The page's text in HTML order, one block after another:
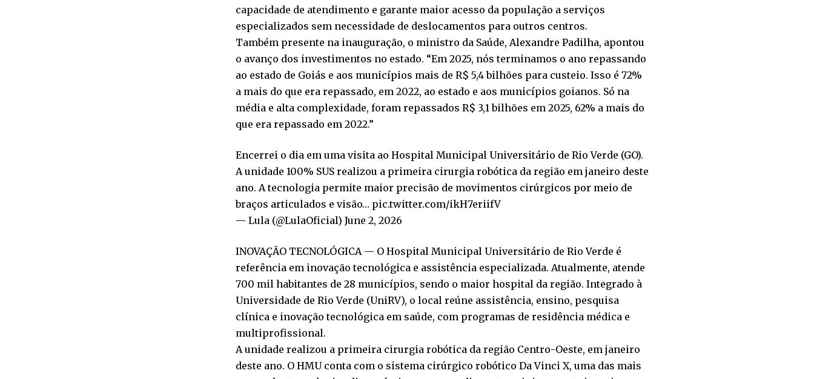
capacidade de atendimento e garante maior acesso da população a serviços
especializados sem necessidade de deslocamentos para outros centros.
Também presente na inauguração, o ministro da Saúde, Alexandre Padilha, apontou
o avanço dos investimentos no estado. “Em 2025, nós terminamos o ano repassando
ao estado de Goiás e aos municípios mais de R$ 5,4 bilhões para custeio. Isso é 72%
a mais do que era repassado, em 2022, ao estado e aos municípios goianos. Só na
média e alta complexidade, foram repassados R$ 3,1 bilhões em 2025, 62% a mais do
que era repassado em 2022.”
Encerrei o dia em uma visita ao Hospital Municipal Universitário de Rio Verde (GO).
A unidade 100% SUS realizou a primeira cirurgia robótica da região em janeiro deste
ano. A tecnologia permite maior precisão de movimentos cirúrgicos por meio de
braços articulados e visão… pic.twitter.com/ikH7eriifV
— Lula (@LulaOficial) June 2, 2026
INOVAÇÃO TECNOLÓGICA — O Hospital Municipal Universitário de Rio Verde é
referência em inovação tecnológica e assistência especializada. Atualmente, atende
700 mil habitantes de 28 municípios, sendo o maior hospital da região. Integrado à
Universidade de Rio Verde (UniRV), o local reúne assistência, ensino, pesquisa
clínica e inovação tecnológica em saúde, com programas de residência médica e
multiprofissional.
A unidade realizou a primeira cirurgia robótica da região Centro-Oeste, em janeiro
deste ano. O HMU conta com o sistema cirúrgico robótico Da Vinci X, uma das mais